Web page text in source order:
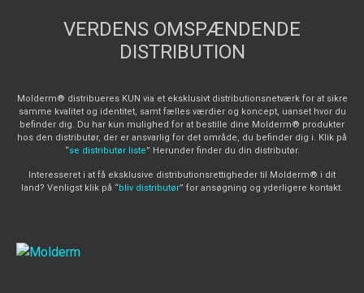
VERDENS OMSPÆNDENDE
DISTRIBUTION
Molderm® distribueres KUN via et eksklusivt distributionsnetværk for at sikre
samme kvalitet og identitet, samt fælles værdier og koncept, uanset hvor du
befinder dig. Du har kun mulighed for at bestille dine Molderm® produkter
hos den distributør, der er ansvarlig for det område, du befinder dig i. Klik på
“se distributør liste” Herunder finder du din distributør.
Interesseret i at få eksklusive distributionsrettigheder til Molderm® i dit
land? Venligst klik på “bliv distributør” for ansøgning og yderligere kontakt.